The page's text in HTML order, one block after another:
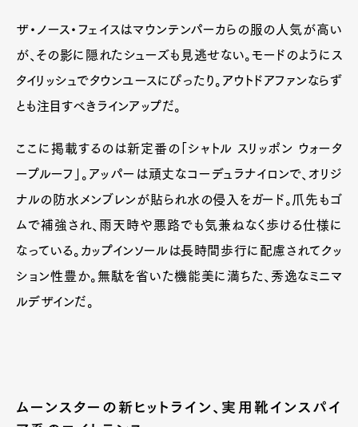
ザ・ノース・フェイスはマウンテンパーカらの服の人気が高い
が、その影に隠れたシューズも見逃せない。モードのようにス
タイリッシュでタウンユースにぴったり。アウトドアファンならず
とも注目すべきラインアップだ。
ここに掲載するのは新定番の「シャトル スリッポン ウォータ
ープルーフ」。アッパーは頑丈なコーデュラナイロンで、オリジ
ナルの防水メンブレンが貼られ水の侵入をガード。爪先もゴ
ムで補強され、雨天時や悪路でも気兼ねなく歩ける仕様に
なっている。カップインソールは長時間歩行に配慮されてクッ
ション性豊か。無駄を省いた機能美に満ちた、秀逸なミニマ
ルデザインだ。
ムーンスターの新ヒットライン、実用靴インスパイ